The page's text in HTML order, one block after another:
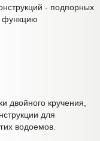
- подпорных
функцию
двойного кручения,
для
водоемов.